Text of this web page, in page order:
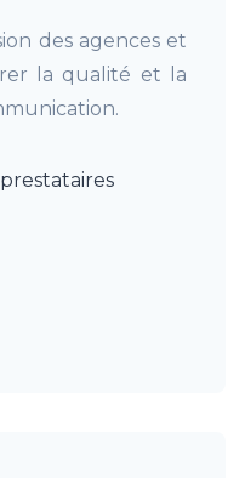
des agences et
la qualité et la